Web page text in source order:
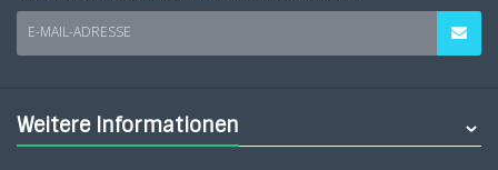
E-MAIL-ADRESSE
Weitere Informationen